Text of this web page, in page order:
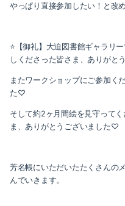
やっぱり直接参加したい！と改
⭐️【御礼】大迫図書館ギャラリ
しくださった皆さま、ありがと
またワークショップにご参加く
た♡
そして約2ヶ月間絵を見守って
ま、ありがとうございました♡
芳名帳にいただいたたくさんの
んでいきます。